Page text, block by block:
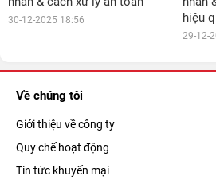
30-12-2025 18:56
hiệu
29-12-
Về chúng tôi
Giới thiệu về công ty
Quy chế hoạt động
Tin tức khuyến mại